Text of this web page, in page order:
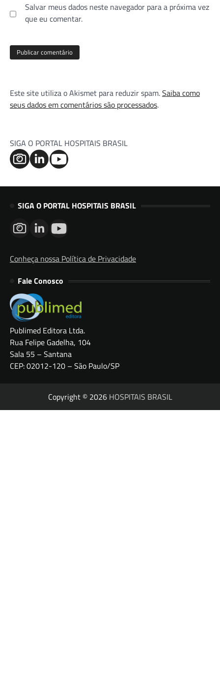
Salvar meus dados neste navegador para a próxima vez
que eu comentar.
Este site utiliza o Akismet para reduzir spam.Saiba como
seus dados em comentários são processados.
SIGA O PORTAL HOSPITAIS BRASIL
SIGA O PORTAL HOSPITAIS BRASIL
Conheça nossa Política de Privacidade
Fale Conosco
Publimed Editora Ltda.
Rua Felipe Gadelha, 104
Sala 55 – Santana
CEP: 02012-120 – São Paulo/SP
Copyright © 2026 HOSPITAIS BRASIL